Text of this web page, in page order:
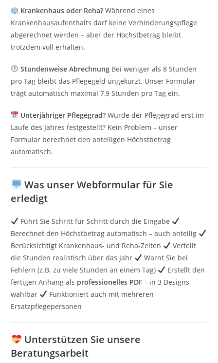
Krankenhaus oder Reha? Während eines
Krankenhausaufenthalts darf keine Verhinderungspflege
abgerechnet werden – aber der Höchstbetrag bleibt
trotzdem voll erhalten.
Stundenweise Abrechnung Bei weniger als 8 Stunden
pro Tag bleibt das Pflegegeld ungekürzt. Unser Formular
trägt automatisch maximal 7,9 Stunden pro Tag ein.
Unterjähriger Pflegegrad? Wurde der Pflegegrad erst im
Laufe des Jahres festgestellt? Kein Problem – unser
Formular berechnet den anteiligen Höchstbetrag
automatisch.
Was unser Webformular für Sie
erledigt
Führt Sie Schritt für Schritt durch die Eingabe
Berechnet den Höchstbetrag automatisch – auch anteilig
Berücksichtigt Krankenhaus- und Reha-Zeiten
Verteilt
die Stunden realistisch über das Jahr
Warnt Sie bei
Fehlern (z.B. zu viele Stunden an einem Tag)
Erstellt den
fertigen Anhang als professionelles PDF – in 3 Designs
wählbar
Funktioniert auch mit mehreren
Ersatzpflegepersonen
Unterstützen Sie unsere
Beratungsarbeit